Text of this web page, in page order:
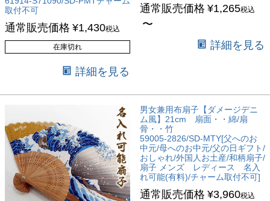
取付不可
通常販売価格 ¥1,430税込
在庫切れ
詳細を見る
通常販売価格 ¥1,265税込
〜
詳細を見る
男女兼用布扇子【ダメージデニ
ム風】21cm 扇面・・綿/扇
骨・・竹
59005-2826/SD-MTY[父へのお
中元/母へのお中元/父の日ギフト/
おしゃれ/外国人お土産/和柄扇子/
扇子 メンズ レディース 名入
れ可能(有料)/チャーム取付不可]
通常販売価格 ¥3,960税込